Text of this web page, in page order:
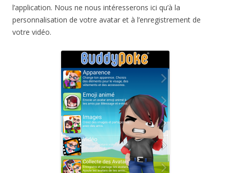
l’application. Nous ne nous intéresserons ici qu’à la
personnalisation de votre avatar et à l’enregistrement de
votre vidéo.